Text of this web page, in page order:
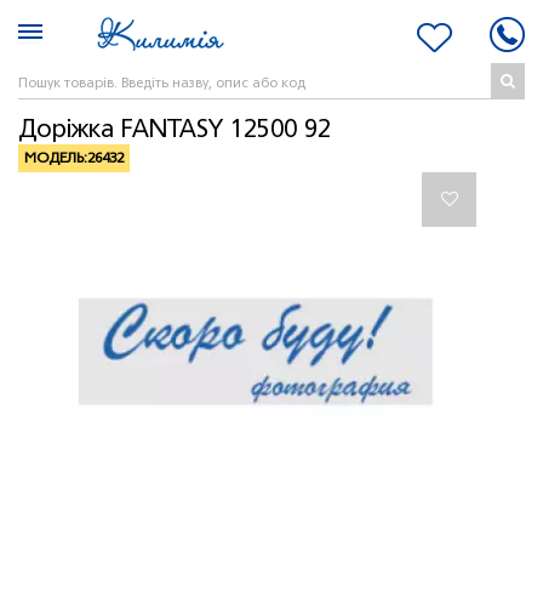
Доріжка FANTASY 12500 92
МОДЕЛЬ:26432